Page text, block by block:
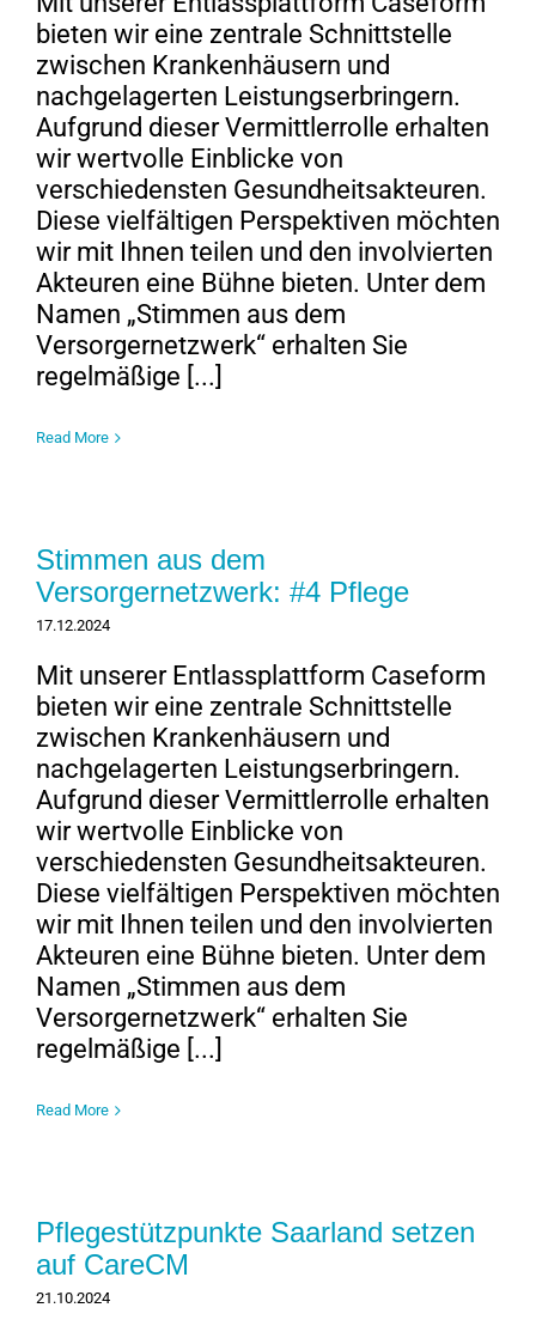
bieten wir eine zentrale Schnittstelle
zwischen Krankenhäusern und
nachgelagerten Leistungserbringern.
Aufgrund dieser Vermittlerrolle erhalten
wir wertvolle Einblicke von
verschiedensten Gesundheitsakteuren.
Diese vielfältigen Perspektiven möchten
wir mit Ihnen teilen und den involvierten
Akteuren eine Bühne bieten. Unter dem
Namen „Stimmen aus dem
Versorgernetzwerk“ erhalten Sie
regelmäßige [...]
Read More
Stimmen aus dem
Versorgernetzwerk: #4 Pflege
17.12.2024
Mit unserer Entlassplattform Caseform
bieten wir eine zentrale Schnittstelle
zwischen Krankenhäusern und
nachgelagerten Leistungserbringern.
Aufgrund dieser Vermittlerrolle erhalten
wir wertvolle Einblicke von
verschiedensten Gesundheitsakteuren.
Diese vielfältigen Perspektiven möchten
wir mit Ihnen teilen und den involvierten
Akteuren eine Bühne bieten. Unter dem
Namen „Stimmen aus dem
Versorgernetzwerk“ erhalten Sie
regelmäßige [...]
Read More
Pflegestützpunkte Saarland setzen
auf CareCM
21.10.2024